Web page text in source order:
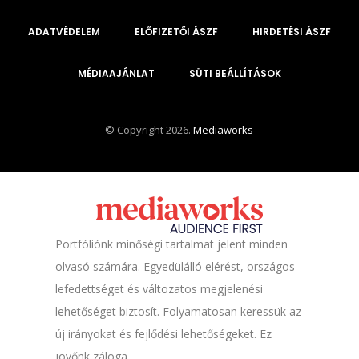
ADATVÉDELEM ELŐFIZETŐI ÁSZF HIRDETÉSI ÁSZF
MÉDIAAJÁNLAT SÜTI BEÁLLÍTÁSOK
© Copyright 2026.Mediaworks
Portfóliónk minőségi tartalmat jelent minden
olvasó számára. Egyedülálló elérést, országos
lefedettséget és változatos megjelenési
lehetőséget biztosít. Folyamatosan keressük az
új irányokat és fejlődési lehetőségeket. Ez
jövőnk záloga.